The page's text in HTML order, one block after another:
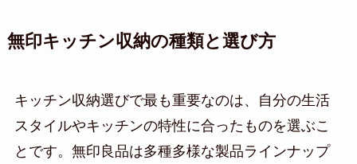
無印キッチン収納の種類と選び方
キッチン収納選びで最も重要なのは、自分の生活
スタイルやキッチンの特性に合ったものを選ぶこ
とです。無印良品は多種多様な製品ラインナップ